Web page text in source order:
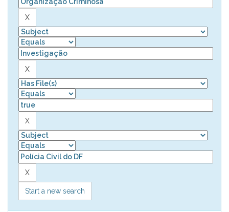
Start a new search